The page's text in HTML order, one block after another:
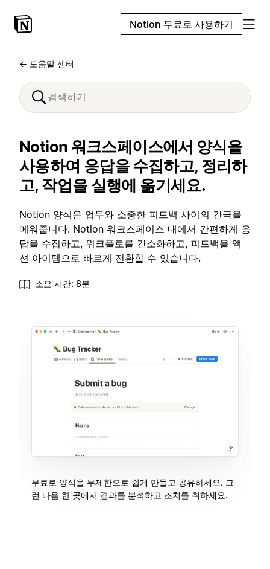
Notion 무료로 사용하기
← 도움말 센터
Notion 워크스페이스에서 양식을
사용하여 응답을 수집하고, 정리하
고, 작업을 실행에 옮기세요.
Notion 양식은 업무와 소중한 피드백 사이의 간극을
메워줍니다. Notion 워크스페이스 내에서 간편하게 응
답을 수집하고, 워크플로를 간소화하고, 피드백을 액
션 아이템으로 빠르게 전환할 수 있습니다.
소요 시간: 8분
무료로 양식을 무제한으로 쉽게 만들고 공유하세요. 그
런 다음 한 곳에서 결과를 분석하고 조치를 취하세요.